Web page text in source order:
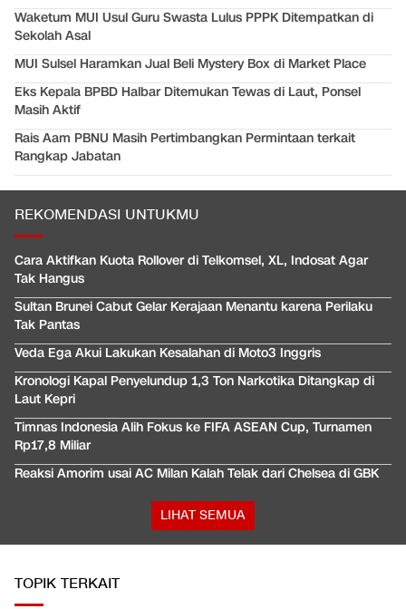
Waketum MUI Usul Guru Swasta Lulus PPPK Ditempatkan di
Sekolah Asal
MUI Sulsel Haramkan Jual Beli Mystery Box di Market Place
Eks Kepala BPBD Halbar Ditemukan Tewas di Laut, Ponsel
Masih Aktif
Rais Aam PBNU Masih Pertimbangkan Permintaan terkait
Rangkap Jabatan
REKOMENDASI UNTUKMU
Cara Aktifkan Kuota Rollover di Telkomsel, XL, Indosat Agar
Tak Hangus
Sultan Brunei Cabut Gelar Kerajaan Menantu karena Perilaku
Tak Pantas
Veda Ega Akui Lakukan Kesalahan di Moto3 Inggris
Kronologi Kapal Penyelundup 1,3 Ton Narkotika Ditangkap di
Laut Kepri
Timnas Indonesia Alih Fokus ke FIFA ASEAN Cup, Turnamen
Rp17,8 Miliar
Reaksi Amorim usai AC Milan Kalah Telak dari Chelsea di GBK
LIHAT SEMUA
TOPIK TERKAIT